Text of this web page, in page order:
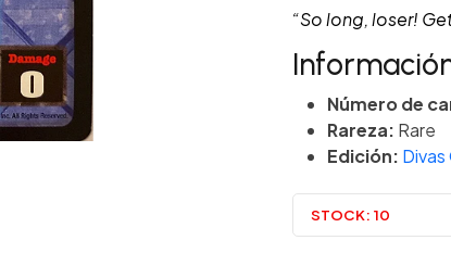
“So long, loser!
Número de
Rareza: Rare
Edición:
STOCK: 10